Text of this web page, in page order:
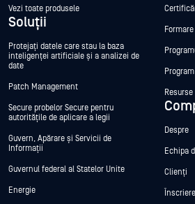
Vezi toate produsele
Soluții
Protejați datele care stau la baza
inteligenței artificiale și a analizei de
date
Patch Management
Secure probelor Secure pentru
autoritățile de aplicare a legii
Guvern, Apărare și Servicii de
Informații
Guvernul federal al Statelor Unite
Energie
Resurse
Despre
Echipa
Clienți